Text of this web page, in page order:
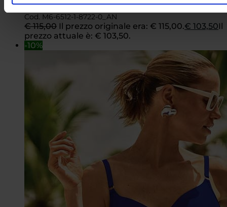
Anita Care-6512
Cod. M6-6512-1-8722-0_AN
€115,00 Il prezzo originale era: € 115,00.€ 103,50Il
prezzo attuale è: € 103,50.
-10%